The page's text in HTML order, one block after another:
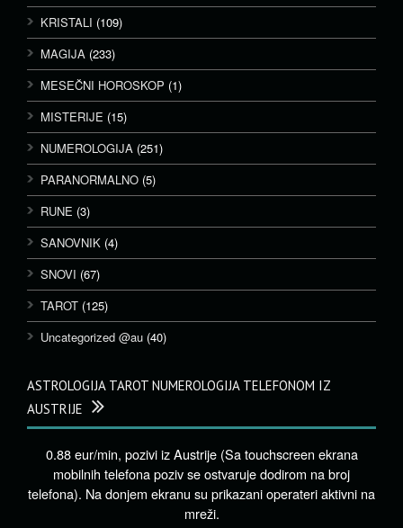
KRISTALI (109)
MAGIJA (233)
MESEČNI HOROSKOP (1)
MISTERIJE (15)
NUMEROLOGIJA (251)
PARANORMALNO (5)
RUNE (3)
SANOVNIK (4)
SNOVI (67)
TAROT (125)
Uncategorized @au (40)
ASTROLOGIJA TAROT NUMEROLOGIJA TELEFONOM IZ
AUSTRIJE
0.88 eur/min, pozivi iz Austrije (Sa touchscreen ekrana
mobilnih telefona poziv se ostvaruje dodirom na broj
telefona). Na donjem ekranu su prikazani operateri aktivni na
mreži.